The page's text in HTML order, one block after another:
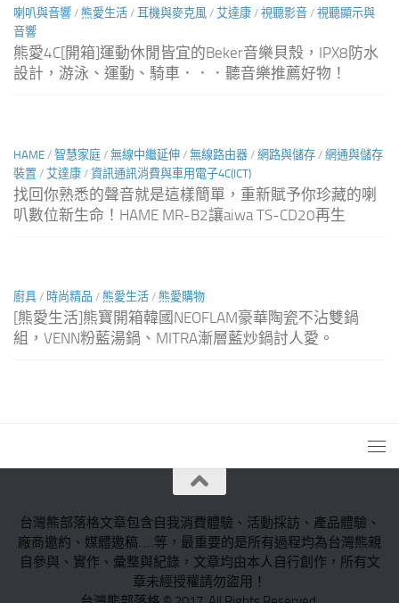
喇叭與音響 / 熊愛生活 / 耳機與麥克風 / 艾達康 / 視聽影音 / 視聽顯示與
音響
熊愛4C[開箱]運動休閒皆宜的Beker音樂貝殼，IPX8防水
設計，游泳、運動、騎車．．．聽音樂推薦好物！
HAME / 智慧家庭 / 無線中繼延伸 / 無線路由器 / 網路與儲存 / 網通與儲存
裝置 / 艾達康 / 資訊通訊消費與車用電子4C(ICT)
找回你熟悉的聲音就是這樣簡單，重新賦予你珍藏的喇
叭數位新生命！HAME MR-B2讓aiwa TS-CD20再生
廚具 / 時尚精品 / 熊愛生活 / 熊愛購物
[熊愛生活]熊寶開箱韓國NEOFLAM豪華陶瓷不沾雙鍋
組，VENN粉藍湯鍋、MITRA漸層藍炒鍋討人愛。
台灣熊部落格文章包含自我消費體驗、活動採訪、產品體驗、
廠商邀約、媒體邀稿......等，最重要的是所有過程均為台灣熊親
自參與、實作、彙整與紀錄，文章均由本人自行創作，所有文
章未經授權請勿盜用！